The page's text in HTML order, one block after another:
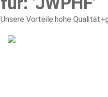
Unsere Vorteile:hohe